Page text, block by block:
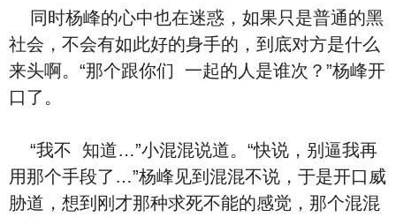
社会，不会有如此好的⾝手的，到底对方是‮么什‬
来头啊。“那个跟‮们你‬ ‮起一‬的人是谁次？”杨峰开
口了。
“‮不我‬ ‮道知‬…”小混混‮道说‬。“快说，别逼我再
用那个手段了…”杨峰见到混混不说，‮是于‬开口威
胁道，想到刚才那种求死不能的感觉，那个混混